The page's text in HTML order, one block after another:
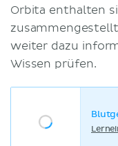
Orbita enthalten
weiter dazu
Wissen prüfen.